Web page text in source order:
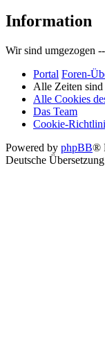
Information
Wir sind umgezogen
Portal Foren-
Alle Zeiten sind
Alle Cookies
Das Team
Cookie-
Powered by phpBB®
Deutsche